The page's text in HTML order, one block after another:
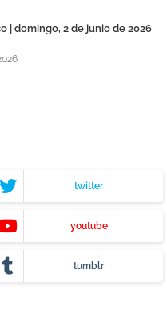
| domingo, 2 de junio de 2026
twitter
youtube
tumblr